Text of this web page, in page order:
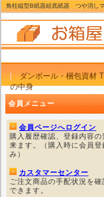
角柱縦型B紙器組底紙器 つや消し
ダンボール・梱包資材
の中身
会員メニュー
会員ページへログイン
購入履歴確認、登録内容の
来ます。（購入時に会員
み）
カスタマーセンター
ご注文商品の手配状況を
できます。